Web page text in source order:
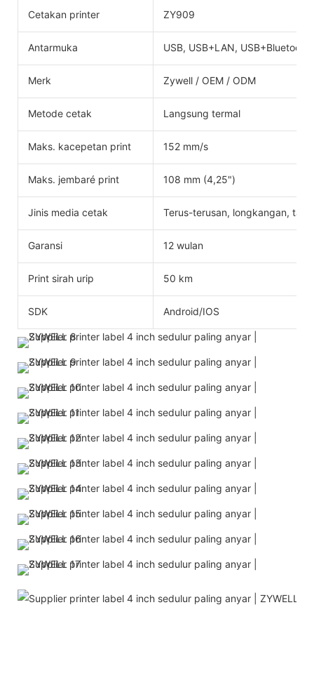
Cetakan printer ZY909
Antarmuka USB, USB+LAN,
Merk Zywell / OEM / ODM
Metode cetak Langsung termal
Maks. kacepetan print 152 mm/s
Maks. jembaré print 108 mm (4,25")
Jinis media cetak Terus-terusan, longkangan,
Garansi 12 wulan
Print sirah urip 50 km
SDK Android/IOS